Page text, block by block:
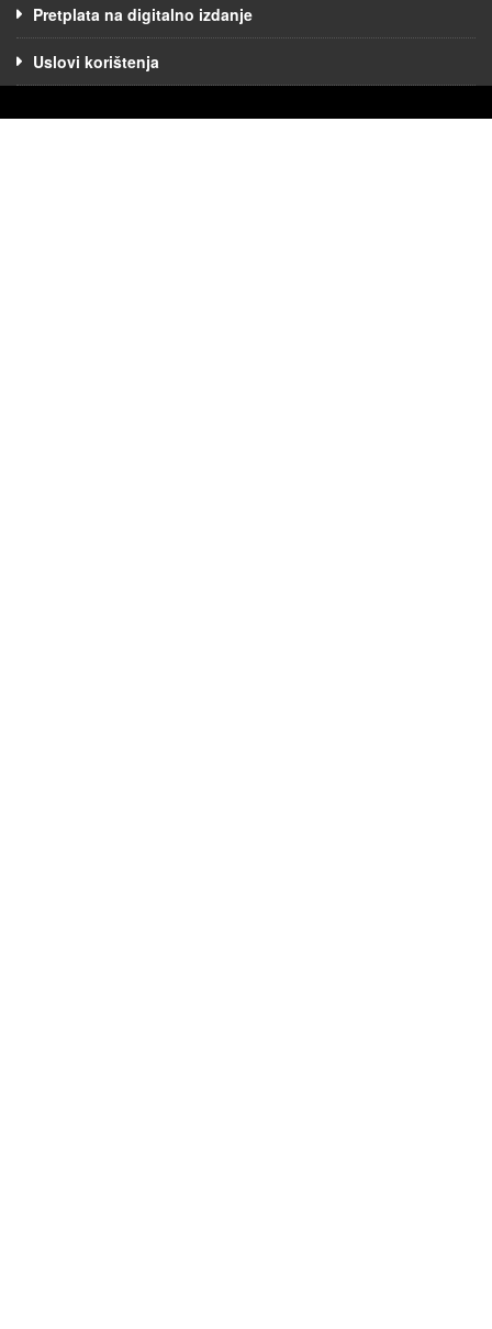
Pretplata na digitalno izdanje
Uslovi korištenja